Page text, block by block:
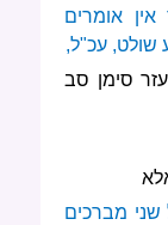
אומרים
שולט, עכ"ל,
סימן סב
מברכים